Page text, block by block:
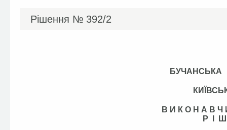
Рішення № 392/2
В И К О Н А В
Р І